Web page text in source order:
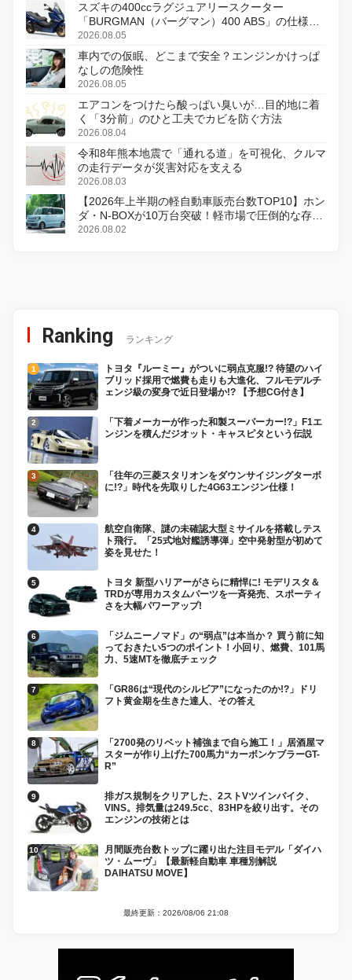
スズキの400ccラグジュアリースクーター
「BURGMAN（バーグマン）400 ABS」の仕様を
変更し、8月18日に発売
2026.08.05
車内での仮眠、どこまで安全？エンジンかけっぱ
なしの危険性
2026.08.05
エアコンをつけたら酸っぱい臭いが…目的地に着
く「3分前」のひと工夫でカビを防ぐ方法
2026.08.04
令和8年熊本地震で「通れる道」を可視化、クルマ
の走行データが災害対応を支える
2026.08.03
【2026年上半期の軽自動車販売台数TOP10】ホン
ダ・N-BOXが10万台突破！軽市場で圧倒的な存在
感
2026.08.02
Ranking ランキング
トヨタ『ルーミー』がついに弱点克服!? 待望のハイ
ブリッド採用で燃費も走りも大進化、フルモデルチ
ェンジ級の変身で近日登場か!? 【予想CG付き】
「下着メーカーが作った和製スーパーカー!?」F1エ
ンジンを積んだジオット・キャスピタという伝説
「往年の三菱スタリオンをダウンサイジングターボ
に!?」時代を先取りした4G63エンジン仕様！
航空自衛隊、謎の未確認大型ミサイルを搭載しテス
ト飛行。「25式地対艦誘導弾」空中発射型が初めて
姿を見せた！
トヨタ 新型ハリアーがさらに精悍に! モデリスタ＆
TRDが専用カスタムパーツを一斉発売、スポーティ
さを大幅パワーアップ!
「ジムニーノマド」の“弱点”は本当か？ 買う前に知
っておきたい5つのポイント！小回り、燃費、101馬
力、5速MTを徹底チェック
「GR86は“現代のシルビア”になったのか!?」ドリ
フト黄金期を生きた達人、その答え
「2700発のリベット補強まで自ら施工！」居酒屋マ
スターが作り上げた700馬力“カーボンケブラーGT-
R”
排ガス規制をクリアした、2ストVツインバイク、
VINS。排気量は249.5cc、83HPを絞り出す。その
エンジンの技術とは
月間販売台数トップに躍り出た注目モデル「ダイハ
ツ・ムーヴ」【最新軽自動車 車種別解説
DAIHATSU MOVE】
最終更新：2026/08/06 21:08